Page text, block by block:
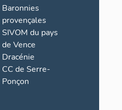
Baronnies
provençales
SIVOM du pays
de Vence
Dracénie
CC de Serre-
Ponçon